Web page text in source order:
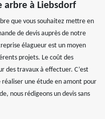
arbre à Liebsdorf
que vous souhaitez mettre en
de devis auprès de notre
élagueur est un moyen
projets. Le coût des
des travaux à effectuer. C’est
une étude en amont pour
nous rédigeons un devis sans